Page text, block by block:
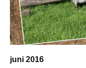
juni 2016